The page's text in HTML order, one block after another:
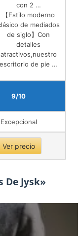
con 2 …
【Estilo moderno
de mediados
de siglo】Con
detalles
atractivos,nuestro
escritorio de pie …
9/10
Excepcional
Ver precio
De Jysk»